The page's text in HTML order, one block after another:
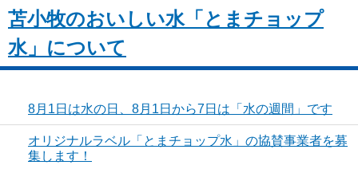
苫小牧のおいしい水「とまチョップ
水」について
8月1日は水の日、8月1日から7日は「水の週間」です
オリジナルラベル「とまチョップ水」の協賛事業者を募
集します！